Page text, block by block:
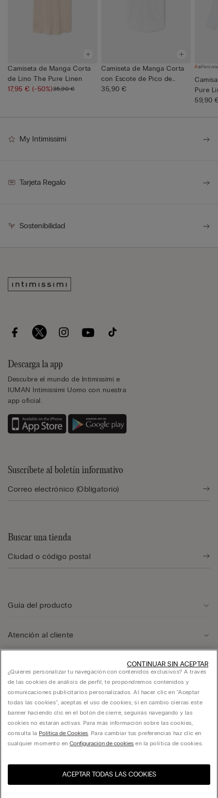
Selecciona la talla
Camiseta de Manga Corta
de Lino The Pure Linen
17,95 €(-50%)35,90 €
Camiseta de Manga Corta
con Escote de Pico de
Lino...
35,90 €
Pure
59,90
My Intimissimi
Tarjeta Regalo
Sostenibilidad
Descarga la app
Descubre el mundo de Intimissimi e
IUMAN Intimissimi Uomo con nuestra
app oficial.
Suscríbete al boletín informativo
Buscar una tienda
Guía del producto
Atención al cliente
Empresa
FRANCHISING CALZEDONIA ESPAÑA, S.A. calle Ciencias 71-87, Polígono Pedrosa,
United States
¿Quieres personalizar tu navegación con contenidos exclusivos? A través
de las cookies de análisis de perfil, te propondremos contenidos y
comunicaciones publicitarios personalizados. Al hacer clic en "Aceptar
todas las cookies", aceptas el uso de cookies; si en cambio cierras este
banner haciendo clic en el botón de cierre, seguirás navegando y las
cookies no estarán activas. Para más información sobre las cookies,
consulta laPolítica de Cookies. Para cambiar tus preferencias haz clic en
cualquier momento enConfiguración de cookies en la política de cookies.
ACEPTAR TODAS LAS COOKIES
CONTINUAR SIN ACEPTAR